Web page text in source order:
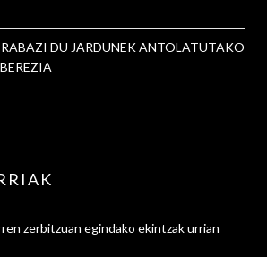
DU JARDUNEK ANTOLATUTAKO
zerbitzuan egindako ekintzak urrian